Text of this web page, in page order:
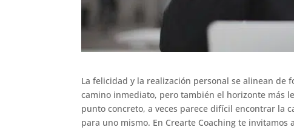
La felicidad y la realización personal se alinean
camino inmediato, pero también el horizonte más
punto concreto, a veces parece difícil encontrar la
para uno mismo. En Crearte Coaching te